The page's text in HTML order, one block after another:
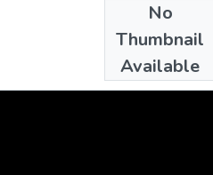
No
Thumbnail
Available
Collections
Maestría en